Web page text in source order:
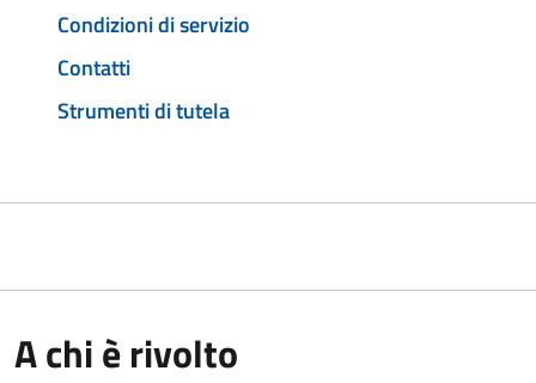
Condizioni di servizio
Contatti
Strumenti di tutela
A chi è rivolto